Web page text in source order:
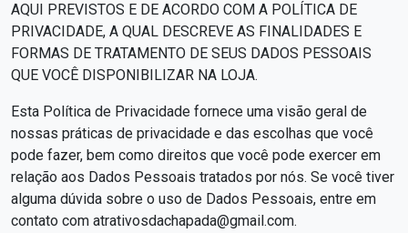
AQUI PREVISTOS E DE ACORDO COM A POLÍTICA DE
PRIVACIDADE, A QUAL DESCREVE AS FINALIDADES E
FORMAS DE TRATAMENTO DE SEUS DADOS PESSOAIS
QUE VOCÊ DISPONIBILIZAR NA LOJA.
Esta Política de Privacidade fornece uma visão geral de
nossas práticas de privacidade e das escolhas que você
pode fazer, bem como direitos que você pode exercer em
relação aos Dados Pessoais tratados por nós. Se você tiver
alguma dúvida sobre o uso de Dados Pessoais, entre em
contato com atrativosdachapada@gmail.com.